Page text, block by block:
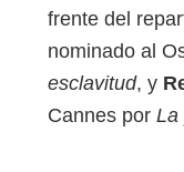
frente del
nominado al
esclavitud, y
Cannes por La